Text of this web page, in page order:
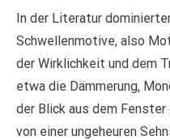
In der Literatur
Schwellenmotive, also
der Wirklichkeit und dem
etwa die Dämmerung,
der Blick aus dem
von einer ungeheuren